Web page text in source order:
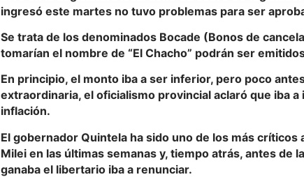
ingresó este martes no tuvo problemas para ser
Se trata de los denominados Bocade (Bonos de
tomarían el nombre de “El Chacho” podrán ser
En principio, el monto iba a ser inferior, pero poco
extraordinaria, el oficialismo provincial aclaró que iba
inflación.
El gobernador Quintela ha sido uno de los más
Milei en las últimas semanas y, tiempo atrás, antes de
ganaba el libertario iba a renunciar.